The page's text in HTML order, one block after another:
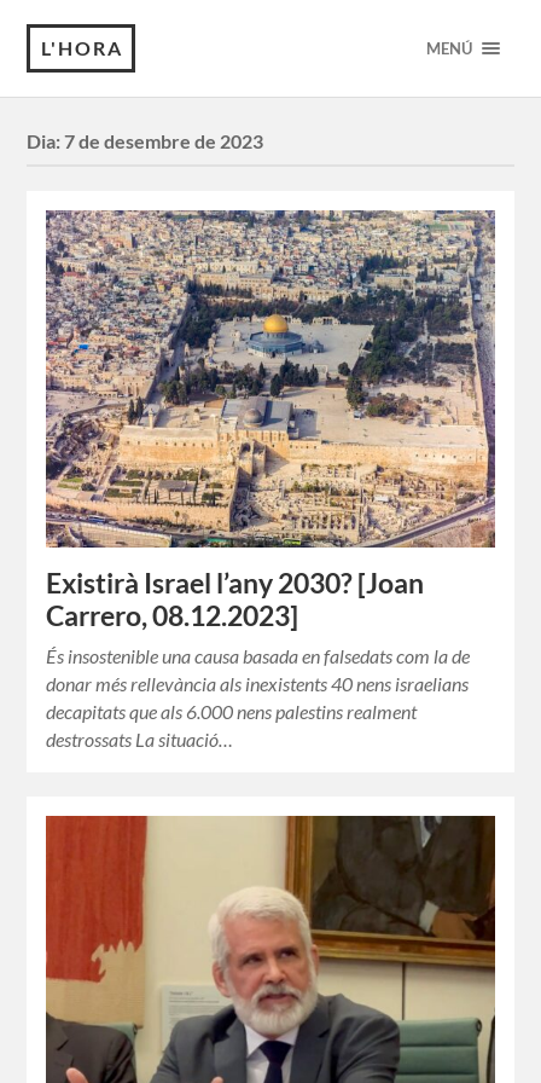
L'HORA MENÚ
Dia:7 de desembre de 2023
Existirà Israel l’any 2030? [Joan
Carrero, 08.12.2023]
És insostenible una causa basada en falsedats com la de
donar més rellevància als inexistents 40 nens israelians
decapitats que als 6.000 nens palestins realment
destrossats La situació…